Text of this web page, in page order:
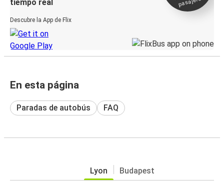
tiempo real
Descubre la App de Flix
En esta página
Paradas de autobús FAQ
Lyon Budapest